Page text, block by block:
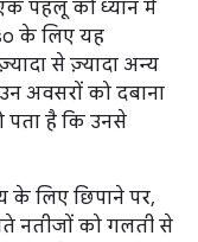
पहलू को ध्यान में
के लिए यह
से ज़्यादा अन्य
अवसरों को दबाना
पता है कि उनसे
लिए छिपाने पर,
नतीजों को गलती से